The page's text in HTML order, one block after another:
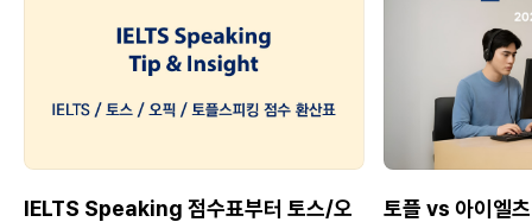
IELTS Speaking 점수표부터 토스/오
토플 vs 아이엘